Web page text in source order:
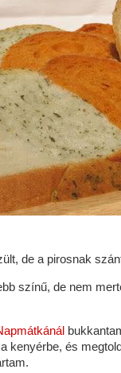
de a pirosnak
színű, de nem
kenyérbe, és